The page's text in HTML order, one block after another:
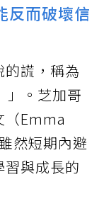
反而破壞信
謊，稱為
」。芝加哥
（Emma
然短期內避
與成長的